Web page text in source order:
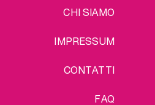
CHI SIAMO
IMPRESSUM
CONTATTI
FAQ